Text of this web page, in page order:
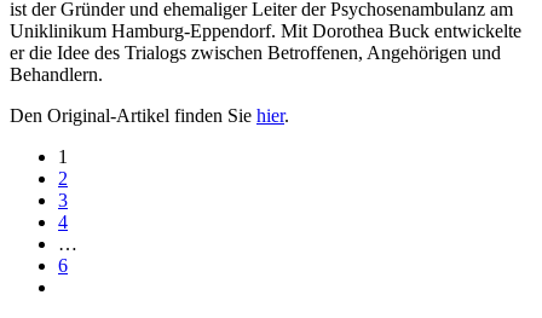
ist der Gründer und ehemaliger Leiter der Psychosenambulanz am
Uniklinikum Hamburg-Eppendorf. Mit Dorothea Buck entwickelte
er die Idee des Trialogs zwischen Betroffenen, Angehörigen und
Behandlern.
Den Original-Artikel finden Sie hier.
1
2
3
4
…
6